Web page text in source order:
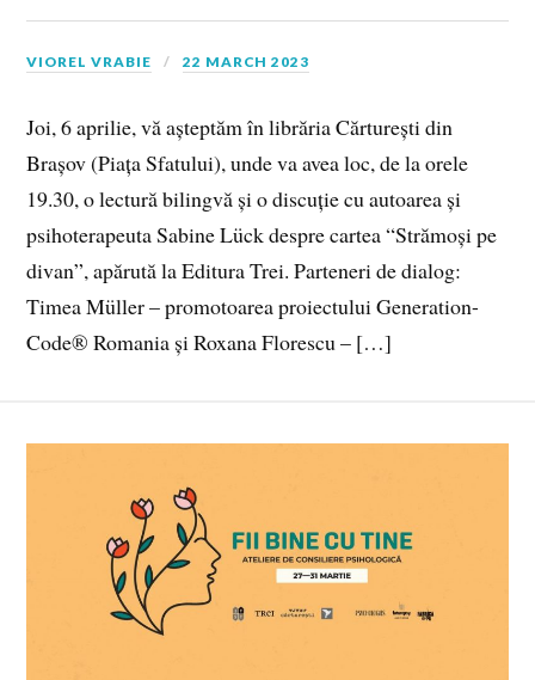
VIOREL VRABIE 22 MARCH 2023
Joi, 6 aprilie, vă așteptăm în librăria Cărturești din
Brașov (Piața Sfatului), unde va avea loc, de la orele
19.30, o lectură bilingvă și o discuție cu autoarea și
psihoterapeuta Sabine Lück despre cartea “Strămoși pe
divan”, apărută la Editura Trei. Parteneri de dialog:
Timea Müller – promotoarea proiectului Generation-
Code® Romania și Roxana Florescu – […]